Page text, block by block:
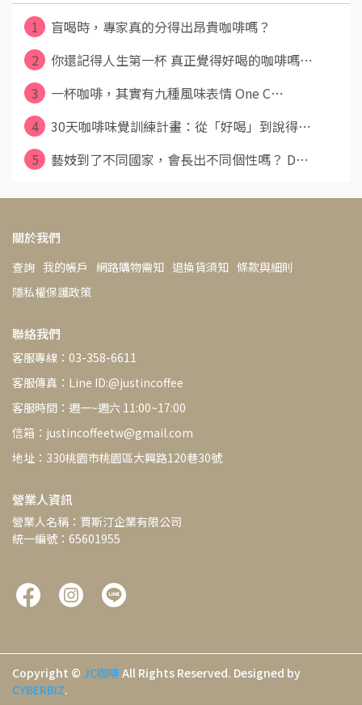
1
盲喝時，專家真的分得出昂貴咖啡嗎？
2
你還記得人生第一杯 真正覺得好喝的咖啡嗎⋯
3
一杯咖啡，其實有九種風味表情 One C⋯
4
30天咖啡味覺訓練計畫：從「好喝」到說得⋯
5
藝妓到了不同國家，會長出不同個性嗎？ D⋯
關於我們
查詢 我的帳戶 網路購物需知 退換貨須知 條款與細則
隱私權保護政策
聯絡我們
客服專線：03-358-6611
客服傳真：Line ID:@justincoffee
客服時間：週一~週六 11:00~17:00
信箱：justincoffeetw@gmail.com
地址：330桃園市桃園區大興路120巷30號
營業人資訊
營業人名稱：賈斯汀企業有限公司
統一編號：65601955
Copyright © JC咖啡All Rights Reserved. Designed by
CYBERBIZ.